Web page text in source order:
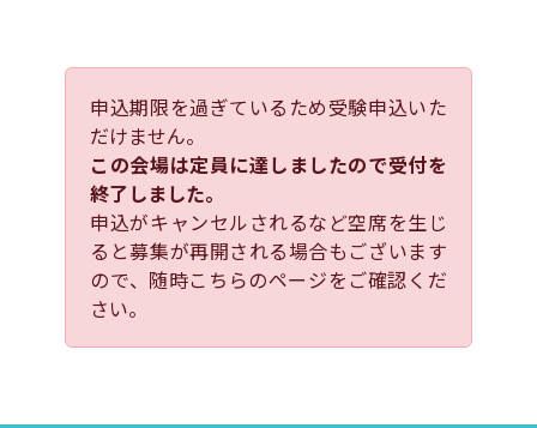
申込期限を過ぎているため受験申込いた
だけません。
この会場は定員に達しましたので受付を
終了しました。
申込がキャンセルされるなど空席を生じ
ると募集が再開される場合もございます
ので、随時こちらのページをご確認くだ
さい。